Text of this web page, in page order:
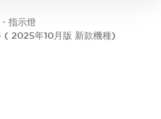
指示燈
( 2025年10月版 新款機種)